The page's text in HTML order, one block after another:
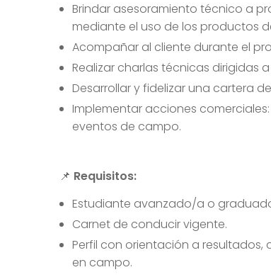
Brindar asesoramiento técnico a
mediante el uso de los productos
Acompañar al cliente durante el
Realizar charlas técnicas dirigidas
Desarrollar y fidelizar una cartera
Implementar acciones
eventos de campo.
📌 Requisitos:
Estudiante avanzado/a o
Carnet de conducir vigente.
Perfil con orientación a
en campo.